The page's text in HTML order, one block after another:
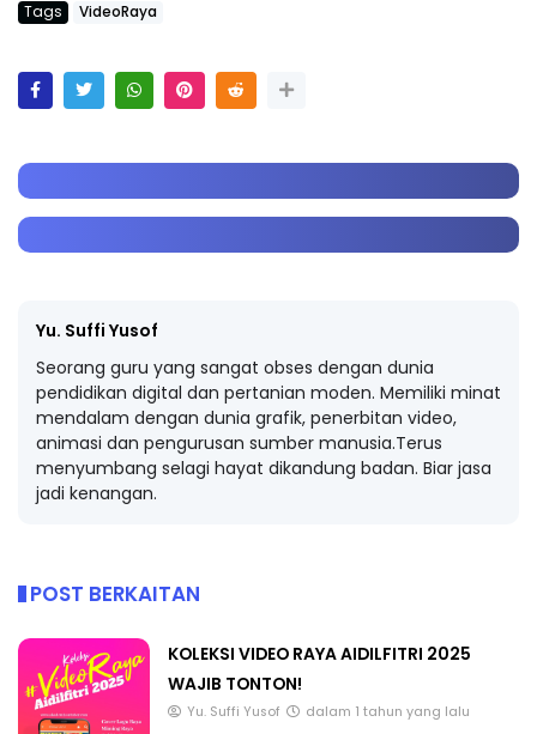
Tags VideoRaya
Yu. Suffi Yusof
Seorang guru yang sangat obses dengan dunia
pendidikan digital dan pertanian moden. Memiliki minat
mendalam dengan dunia grafik, penerbitan video,
animasi dan pengurusan sumber manusia.Terus
menyumbang selagi hayat dikandung badan. Biar jasa
jadi kenangan.
POST BERKAITAN
KOLEKSI VIDEO RAYA AIDILFITRI 2025
WAJIB TONTON!
Yu. Suffi Yusof dalam 1 tahun yang lalu